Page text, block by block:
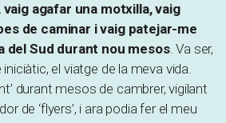
agafar una motxilla, vaig
de caminar i vaig patejar-me
del Sud durant nou mesos. Va ser,
el viatge de la meva vida.
durant mesos de cambrer, vigilant
de ‘flyers’, i ara podia fer el meu